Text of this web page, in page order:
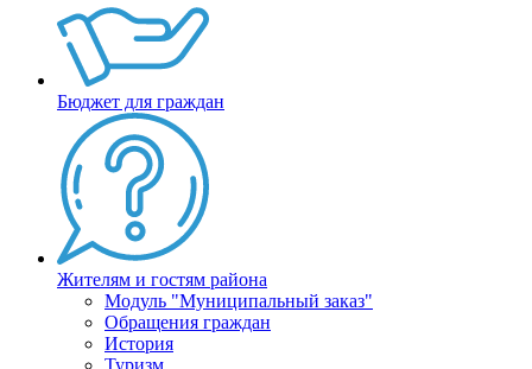
Бюджет для граждан
Жителям и гостям района
Модуль "Муниципальный заказ"
Обращения граждан
История
Туризм